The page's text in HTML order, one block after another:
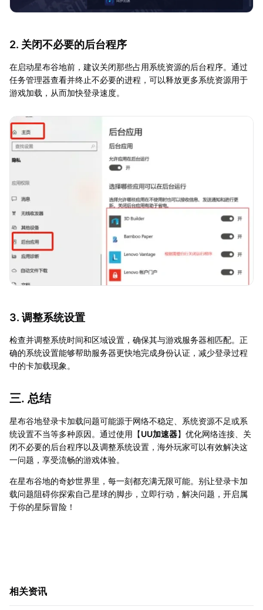
2. 关闭不必要的后台程序
在启动星布谷地前，建议关闭那些占用系统资源的后台程序。通过
任务管理器查看并终止不必要的进程，可以释放更多系统资源用于
游戏加载，从而加快登录速度。
3. 调整系统设置
检查并调整系统时间和区域设置，确保其与游戏服务器相匹配。正
确的系统设置能够帮助服务器更快地完成身份认证，减少登录过程
中的卡加载现象。
三. 总结
星布谷地登录卡加载问题可能源于网络不稳定、系统资源不足或系
统设置不当等多种原因。通过使用【UU加速器】优化网络连接、关
闭不必要的后台程序以及调整系统设置，海外玩家可以有效解决这
一问题，享受流畅的游戏体验。
在星布谷地的奇妙世界里，每一刻都充满无限可能。别让登录卡加
载问题阻碍你探索自己星球的脚步，立即行动，解决问题，开启属
于你的星际冒险！
相关资讯